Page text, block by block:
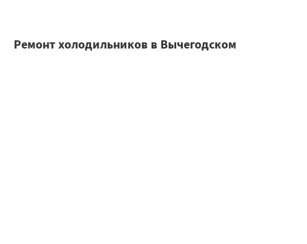
Ремонт холодильников в Вычегодском